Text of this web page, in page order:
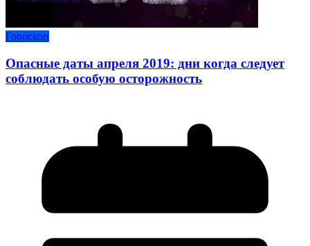
Гороскоп
Опасные даты апреля 2019: дни когда следует
соблюдать особую осторожность